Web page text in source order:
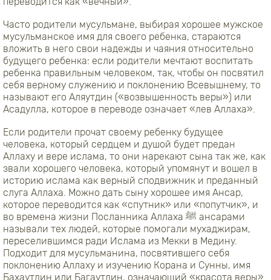
Часто родители мусульмане, выбирая хорошее мужское
мусульманское имя для своего ребенка, стараются
вложить в него свои надежды и чаяния относительно
будущего ребенка: если родители мечтают воспитать
ребенка правильным человеком, так, чтобы он посвятил
себя верному служению и поклонению Всевышнему, то
называют его Аляутдин («возвышенность веры») или
Асадулла, которое в переводе означает «лев Аллаха».
Если родители прочат своему ребенку будущее
человека, который сердцем и душой будет предан
Аллаху и вере ислама, то они нарекают сына так же, как
звали хорошего человека, который упомянут и вошел в
историю ислама как верный сподвижник и преданный
слуга Аллаха. Можно дать сыну хорошее имя Ансар,
которое переводится как «спутник» или «попутчик», и
во времена жизни Посланника Аллаха ﷺ ансарами
называли тех людей, которые помогали мухаджирам,
переселившимся ради Ислама из Мекки в Медину.
Подходит для мусульманина, посвятившего себя
поклонению Аллаху и изучению Корана и Сунны, имя
Бахаутдин или Багаутдин, означающий «красота веры».